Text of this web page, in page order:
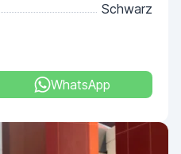
Schwarz
WhatsApp